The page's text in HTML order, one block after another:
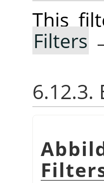
This
Filters
6.12.3.